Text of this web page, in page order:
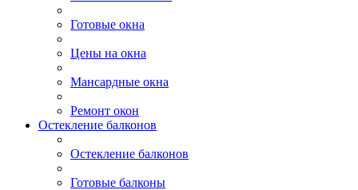
Готовые окна
Цены на окна
Мансардные окна
Ремонт окон
Остекление балконов
Остекление балконов
Готовые балконы